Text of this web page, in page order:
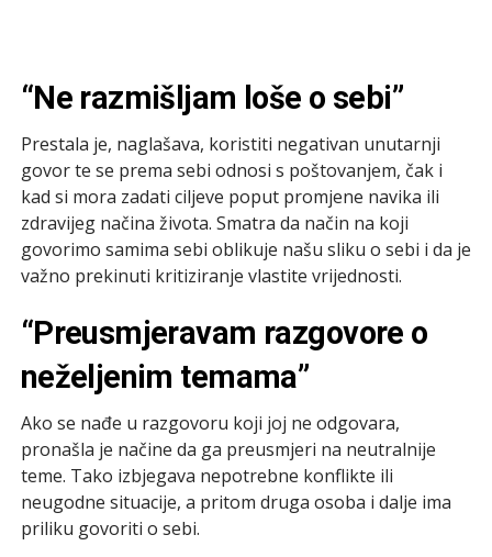
“Ne razmišljam loše o sebi”
Prestala je, naglašava, koristiti negativan unutarnji
govor te se prema sebi odnosi s poštovanjem, čak i
kad si mora zadati ciljeve poput promjene navika ili
zdravijeg načina života. Smatra da način na koji
govorimo samima sebi oblikuje našu sliku o sebi i da je
važno prekinuti kritiziranje vlastite vrijednosti.
“Preusmjeravam razgovore o
neželjenim temama”
Ako se nađe u razgovoru koji joj ne odgovara,
pronašla je načine da ga preusmjeri na neutralnije
teme. Tako izbjegava nepotrebne konflikte ili
neugodne situacije, a pritom druga osoba i dalje ima
priliku govoriti o sebi.